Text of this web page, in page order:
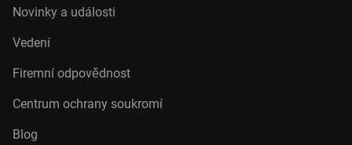
Novinky a události
Vedení
Firemní odpovědnost
Centrum ochrany soukromí
Blog